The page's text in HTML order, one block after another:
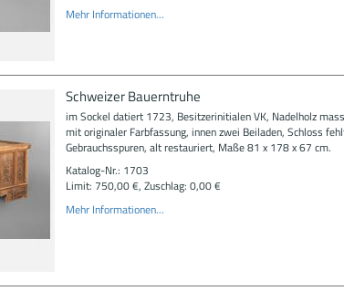
Mehr Informationen...
Schweizer Bauerntruhe
im Sockel datiert 1723, Besitzerinitialen VK, Nadelholz
mit originaler Farbfassung, innen zwei Beiladen, Schloss
Gebrauchsspuren, alt restauriert, Maße 81 x 178 x 67 cm.
Katalog-Nr.: 1703
Limit: 750,00 €, Zuschlag: 0,00 €
Mehr Informationen...